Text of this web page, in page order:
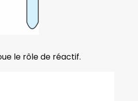
le rôle de réactif.